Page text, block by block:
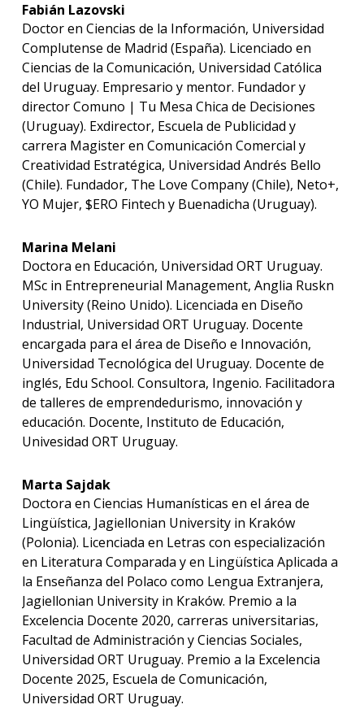
Fabián Lazovski
Doctor en Ciencias de la Información, Universidad
Complutense de Madrid (España). Licenciado en
Ciencias de la Comunicación, Universidad Católica
del Uruguay. Empresario y mentor. Fundador y
director Comuno | Tu Mesa Chica de Decisiones
(Uruguay). Exdirector, Escuela de Publicidad y
carrera Magister en Comunicación Comercial y
Creatividad Estratégica, Universidad Andrés Bello
(Chile). Fundador, The Love Company (Chile), Neto+,
YO Mujer, $ERO Fintech y Buenadicha (Uruguay).
Marina Melani
Doctora en Educación, Universidad ORT Uruguay.
MSc in Entrepreneurial Management, Anglia Ruskn
University (Reino Unido). Licenciada en Diseño
Industrial, Universidad ORT Uruguay. Docente
encargada para el área de Diseño e Innovación,
Universidad Tecnológica del Uruguay. Docente de
inglés, Edu School. Consultora, Ingenio. Facilitadora
de talleres de emprendedurismo, innovación y
educación. Docente, Instituto de Educación,
Univesidad ORT Uruguay.
Marta Sajdak
Doctora en Ciencias Humanísticas en el área de
Lingüística, Jagiellonian University in Kraków
(Polonia). Licenciada en Letras con especialización
en Literatura Comparada y en Lingüística Aplicada a
la Enseñanza del Polaco como Lengua Extranjera,
Jagiellonian University in Kraków. Premio a la
Excelencia Docente 2020, carreras universitarias,
Facultad de Administración y Ciencias Sociales,
Universidad ORT Uruguay. Premio a la Excelencia
Docente 2025, Escuela de Comunicación,
Universidad ORT Uruguay.